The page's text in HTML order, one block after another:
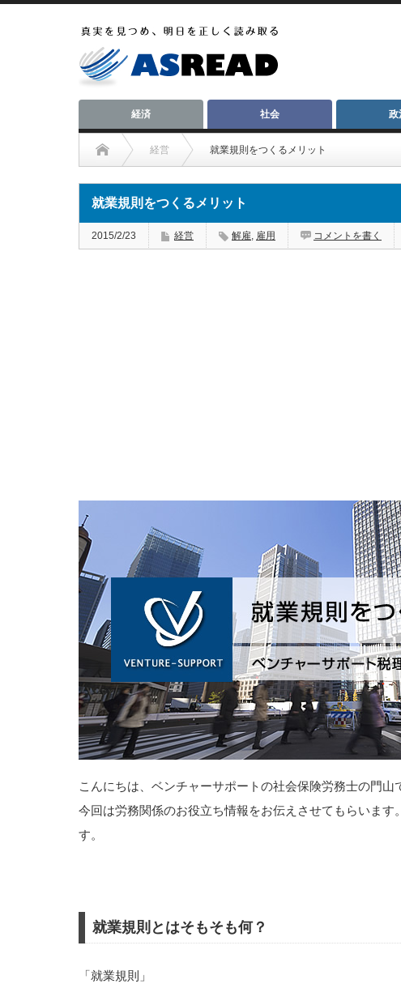
経済 社会 政
経営 就業規則をつくるメリット
就業規則をつくるメリット
2015/2/23 経営 解雇, 雇用 コメントを書く
こんにちは、ベンチャーサポートの社会保険労務士の門山
今回は労務関係のお役立ち情報をお伝えさせてもらいま
す。
就業規則とはそもそも何？
「就業規則」